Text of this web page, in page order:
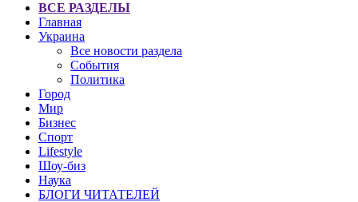
ВСЕ РАЗДЕЛЫ
Главная
Украина
Все новости раздела
События
Политика
Город
Мир
Бизнес
Спорт
Lifestyle
Шоу-биз
Наука
БЛОГИ ЧИТАТЕЛЕЙ